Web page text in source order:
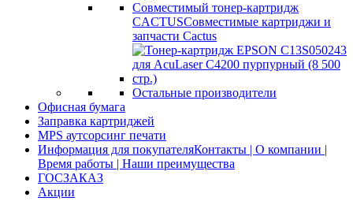
Совместимый тонер-картридж
CACTUSСовместимые картриджи и
запчасти Cactus
Остальные производители
Офисная бумага
Заправка картриджей
MPS аутсорсинг печати
Информация для покупателяКонтакты | О компании |
Время работы | Наши преимущества
ГОСЗАКАЗ
Акции